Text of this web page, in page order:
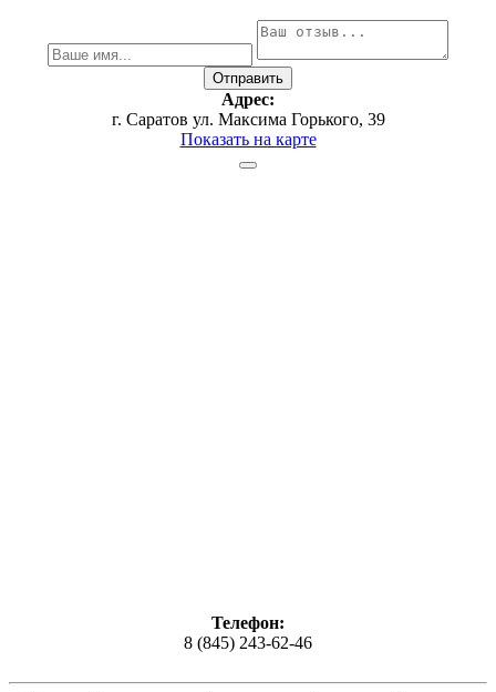
Адрес:
г. Саратов ул. Максима Горького, 39
Показать на карте
Телефон:
8 (845) 243-62-46